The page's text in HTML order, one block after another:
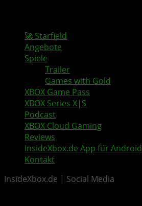
🚀 Starfield
Angebote
Spiele
Trailer
Games with Gold
XBOX Game Pass
XBOX Series X|S
Podcast
XBOX Cloud Gaming
Reviews
InsideXbox.de App für Android
Kontakt
InsideXbox.de | Social Media